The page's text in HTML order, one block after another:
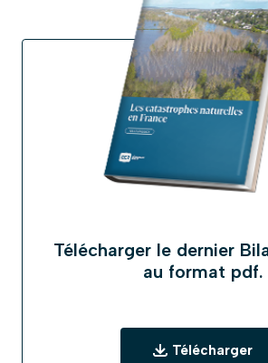
Télécharger le dernier
au format pdf.
Télécharger